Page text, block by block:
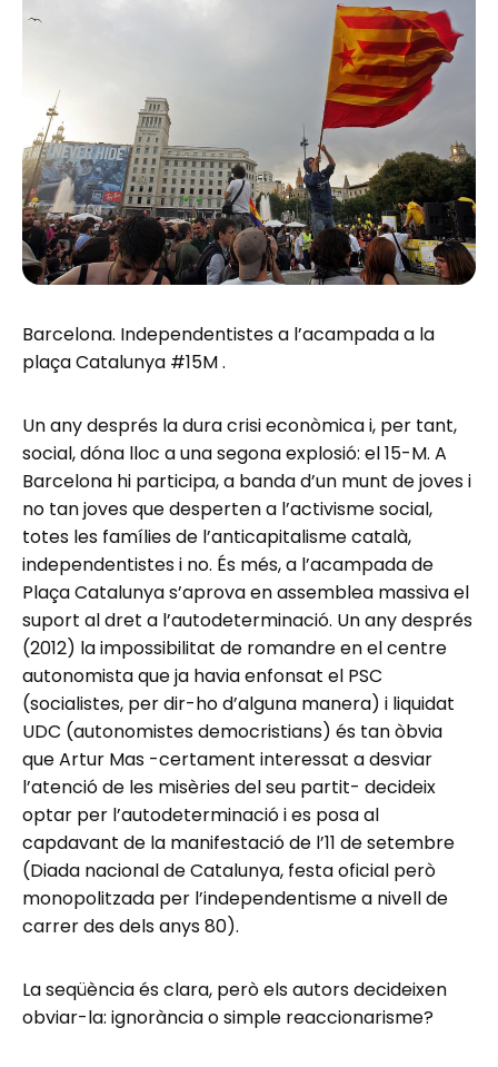
Barcelona. Independentistes a l’acampada a la
plaça Catalunya #15M .
Un any després la dura crisi econòmica i, per tant,
social, dóna lloc a una segona explosió: el 15-M. A
Barcelona hi participa, a banda d’un munt de joves i
no tan joves que desperten a l’activisme social,
totes les famílies de l’anticapitalisme català,
independentistes i no. És més, a l’acampada de
Plaça Catalunya s’aprova en assemblea massiva el
suport al dret a l’autodeterminació. Un any després
(2012) la impossibilitat de romandre en el centre
autonomista que ja havia enfonsat el PSC
(socialistes, per dir-ho d’alguna manera) i liquidat
UDC (autonomistes democristians) és tan òbvia
que Artur Mas -certament interessat a desviar
l’atenció de les misèries del seu partit- decideix
optar per l’autodeterminació i es posa al
capdavant de la manifestació de l’11 de setembre
(Diada nacional de Catalunya, festa oficial però
monopolitzada per l’independentisme a nivell de
carrer des dels anys 80).
La seqüència és clara, però els autors decideixen
obviar-la: ignorància o simple reaccionarisme?